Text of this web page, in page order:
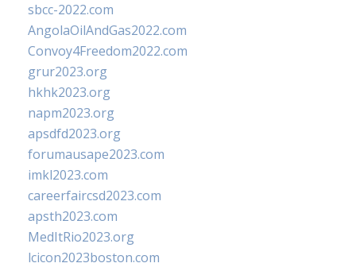
sbcc-2022.com
AngolaOilAndGas2022.com
Convoy4Freedom2022.com
grur2023.org
hkhk2023.org
napm2023.org
apsdfd2023.org
forumausape2023.com
imkl2023.com
careerfaircsd2023.com
apsth2023.com
MedItRio2023.org
lcicon2023boston.com